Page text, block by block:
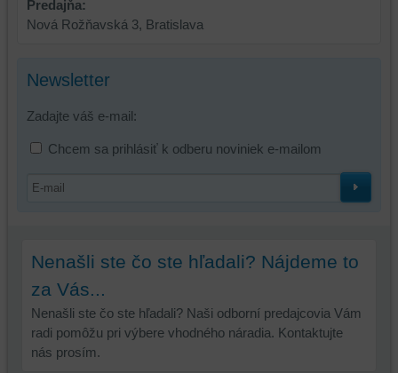
Predajňa:
Nová Rožňavská 3, Bratislava
Newsletter
Zadajte váš e-mail:
Chcem sa prihlásiť k odberu noviniek e-mailom
Nenašli ste čo ste hľadali? Nájdeme to
za Vás...
Nenašli ste čo ste hľadali? Naši odborní predajcovia Vám
radi pomôžu pri výbere vhodného náradia. Kontaktujte
nás prosím.
ste
účet
bez
používať
a/alebo
strán,
widgety
atď.